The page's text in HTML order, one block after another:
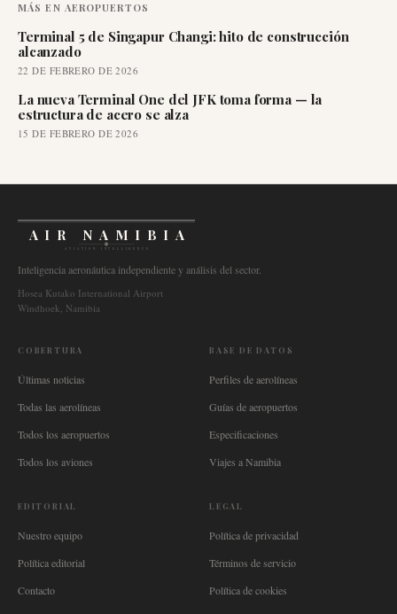
MÁS EN AEROPUERTOS
Terminal 5 de Singapur Changi: hito de construcción
alcanzado
22 DE FEBRERO DE 2026
La nueva Terminal One del JFK toma forma — la
estructura de acero se alza
15 DE FEBRERO DE 2026
AIR NAMIBIA
AVIATION INTELLIGENCE
Inteligencia aeronáutica independiente y análisis del sector.
Hosea Kutako International Airport
Windhoek, Namibia
COBERTURA
Últimas noticias
Todas las aerolíneas
Todos los aeropuertos
Todos los aviones
BASE DE DATOS
Perfiles de aerolíneas
Guías de aeropuertos
Especificaciones
Viajes a Namibia
EDITORIAL
Nuestro equipo
Política editorial
Contacto
LEGAL
Política de privacidad
Términos de servicio
Política de cookies